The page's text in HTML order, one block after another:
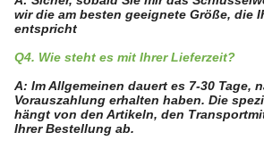
wir die am besten geeignete Größe, die
entspricht
Q4. Wie steht es mit Ihrer Lieferzeit?
A: Im Allgemeinen dauert es 7-30 Tage,
Vorauszahlung erhalten haben. Die
hängt von den Artikeln, den
Ihrer Bestellung ab.